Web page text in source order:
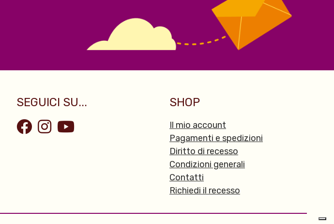
SEGUICI SU... SHOP
Il mio account
Pagamenti e spedizioni
Diritto di recesso
Condizioni generali
Contatti
Richiedi il recesso